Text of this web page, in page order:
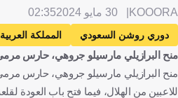
KOOORA 30 مايو 2024 02:35
دوري روشن السعودي المملكة
الاتحاد
ياسين بونو المغرب
مارسيلو جروهي
كرة قدم
منح البرازيلي مارسيلو جروهي، حارس
منح البرازيلي مارسيلو جروهي، حارس
للاعبين من الهلال، فيما فتح باب العودة